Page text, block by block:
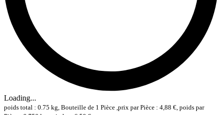
Loading...
poids total : 0.75 kg, Bouteille de 1 Pièce ,prix par Pièce : 4,88 €, poids par